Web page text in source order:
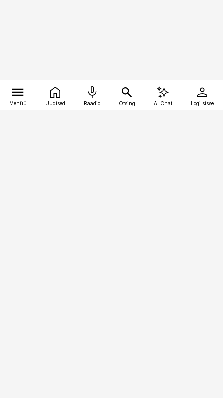
Menüü Uudised Raadio Otsing AI Chat Logi sisse